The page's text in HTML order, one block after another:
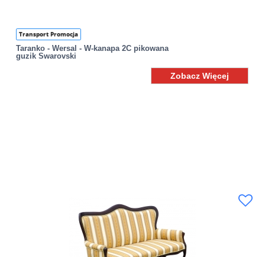
Transport Promocja
Taranko - Wersal - W-kanapa 2C pikowana
guzik Swarovski
Zobacz Więcej